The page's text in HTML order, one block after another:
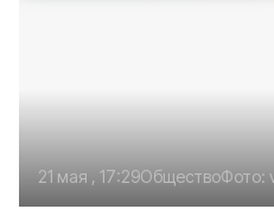
21 мая , 17:29ОбществоФото: